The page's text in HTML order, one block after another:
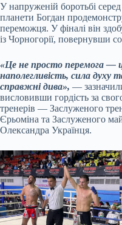
У напруженій боротьбі
планети Богдан
переможця. У фіналі він
із Чорногорії, повернувши
«Це не просто перемога —
наполегливість, сила духу
справжні дива», —
висловивши гордість за
тренерів — Заслуженого
Єрьоміна та Заслуженого
Олександра Українця.